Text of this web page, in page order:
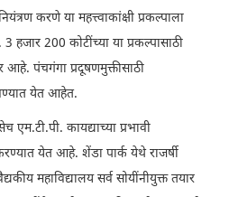
करणे या महत्त्वाकांक्षी प्रकल्पाला
200 कोटींच्या या प्रकल्पासाठी
आहे. पंचगंगा प्रदूषणमुक्तीसाठी
येत आहेत.
एम.टी.पी. कायद्याच्या प्रभावी
येत आहे. शेंडा पार्क येथे राजर्षी
महाविद्यालय सर्व सोयींनीयुक्त तयार